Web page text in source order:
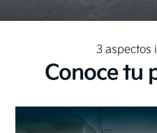
3 aspectos
Conoce tu